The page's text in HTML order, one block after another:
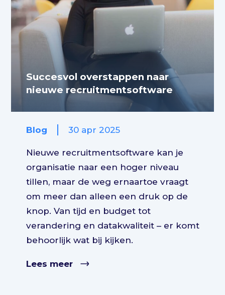
Succesvol overstappen naar
nieuwe recruitmentsoftware
Blog 30 apr 2025
Nieuwe recruitmentsoftware kan je
organisatie naar een hoger niveau
tillen, maar de weg ernaartoe vraagt
om meer dan alleen een druk op de
knop. Van tijd en budget tot
verandering en datakwaliteit – er komt
behoorlijk wat bij kijken.
Lees meer